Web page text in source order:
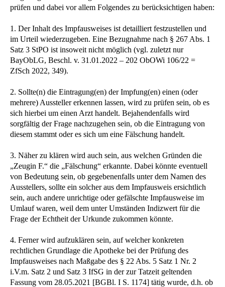
prüfen und dabei vor allem Folgendes zu berücksichtigen haben:
1. Der Inhalt des Impfausweises ist detailliert festzustellen und
im Urteil wiederzugeben. Eine Bezugnahme nach § 267 Abs. 1
Satz 3 StPO ist insoweit nicht möglich (vgl. zuletzt nur
BayObLG, Beschl. v. 31.01.2022 – 202 ObOWi 106/22 =
ZfSch 2022, 349).
2. Sollte(n) die Eintragung(en) der Impfung(en) einen (oder
mehrere) Aussteller erkennen lassen, wird zu prüfen sein, ob es
sich hierbei um einen Arzt handelt. Bejahendenfalls wird
sorgfältig der Frage nachzugehen sein, ob die Eintragung von
diesem stammt oder es sich um eine Fälschung handelt.
3. Näher zu klären wird auch sein, aus welchen Gründen die
„Zeugin F.“ die „Fälschung“ erkannte. Dabei könnte eventuell
von Bedeutung sein, ob gegebenenfalls unter dem Namen des
Ausstellers, sollte ein solcher aus dem Impfausweis ersichtlich
sein, auch andere unrichtige oder gefälschte Impfausweise im
Umlauf waren, weil dem unter Umständen Indizwert für die
Frage der Echtheit der Urkunde zukommen könnte.
4. Ferner wird aufzuklären sein, auf welcher konkreten
rechtlichen Grundlage die Apotheke bei der Prüfung des
Impfausweises nach Maßgabe des § 22 Abs. 5 Satz 1 Nr. 2
i.V.m. Satz 2 und Satz 3 IfSG in der zur Tatzeit geltenden
Fassung vom 28.05.2021 [BGBl. I S. 1174] tätig wurde, d.h. ob